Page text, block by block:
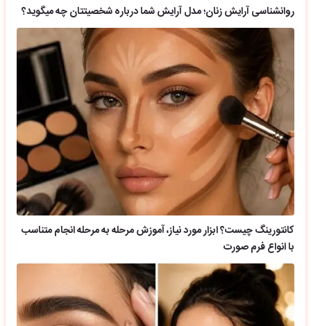
روانشناسی آرایش زنان؛ مدل آرایش شما درباره شخصیتتان چه میگوید؟
کانتورینگ چیست؟ ابزار مورد نیاز، آموزش مرحله به مرحله انجام متناسب
با انواع فرم صورت